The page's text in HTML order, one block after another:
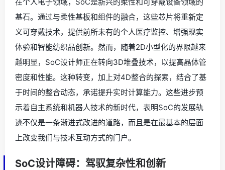
基石。通过与柔性基板和组件的融合，这些芯片将重新定
义可穿戴技术，提供前所未有的个人医疗监控、增强现实
体验和智能纺织品创新。然而，随着2D小型化的界限越来
越明显，SoC设计师正在转向3D堆叠技术，以提高晶体管
密度和性能。这种转变，加上对4D整合的探索，结合了基
于时间的整合动态，承诺提升实时计算能力。这些进步预
示着自主系统和机器人技术的新时代，表明SoC的发展轨
迹不仅是一条渐进式改进的道路，而且是在最基本的层面
上改变我们与技术互动方式的门户。
SoC设计障碍：驾驭复杂性和创新